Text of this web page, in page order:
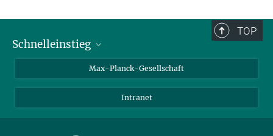
TOP
Schnelleinstieg
Ansprechpartner*innen
Presse- und Öffentlichkeitsarbeit
Max-Planck-Gesellschaft
Intranet